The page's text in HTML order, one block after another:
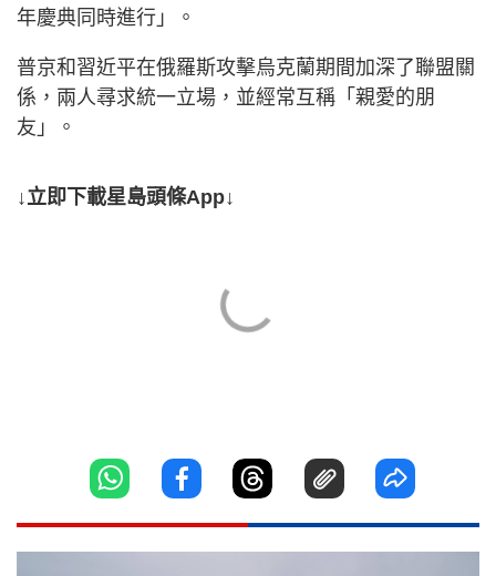
年慶典同時進行」。
普京和習近平在俄羅斯攻擊烏克蘭期間加深了聯盟關
係，兩人尋求統一立場，並經常互稱「親愛的朋
友」。
↓立即下載星島頭條App↓